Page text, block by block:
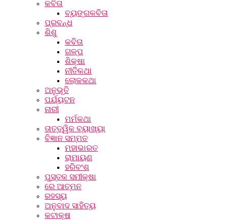
କବିତା
ବ୍ୟଙ୍ଗକବିତା
ପ୍ରବନ୍ଧ
ଶିଶୁ
କବିତା
ଗଳ୍ପ
ଶିକ୍ଷା
ନୀତିକଥା
ଲୋକକଥା
ଅନୁଭୂତି
ପର୍ଯ୍ୟଟନ
ନାରୀ
ମର୍ମକଥା
ତାତ୍ତ୍ୱିକ ବ୍ୟାଖ୍ୟା
ବିଜ୍ଞାନ ସମ୍ମତ
ମହାଭାରତ
ରାମାୟଣ
ହରିବଂଶ
ପୁସ୍ତକ ସମୀକ୍ଷା
ରେ ଆତ୍ମନ
ରହସ୍ୟ
ଅନୁବାଦ ସାହିତ୍ୟ
କଟାକ୍ଷ